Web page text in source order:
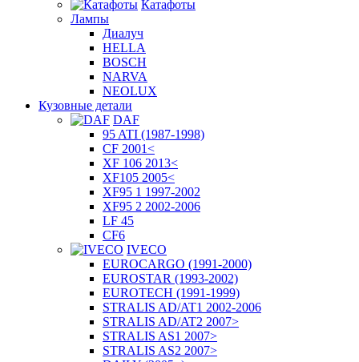
Катафоты
Лампы
Диалуч
HELLA
BOSCH
NARVA
NEOLUX
Кузовные детали
DAF
95 ATI (1987-1998)
CF 2001<
XF 106 2013<
XF105 2005<
XF95 1 1997-2002
XF95 2 2002-2006
LF 45
CF6
IVECO
EUROCARGO (1991-2000)
EUROSTAR (1993-2002)
EUROTECH (1991-1999)
STRALIS AD/AT1 2002-2006
STRALIS AD/AT2 2007>
STRALIS AS1 2007>
STRALIS AS2 2007>